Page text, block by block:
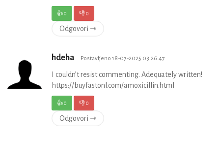
👍0 👎0
Odgovori ⇾
hdeha Postavljeno 18-07-2025 03:26:47
I couldn’t resist commenting. Adequately written!
https://buyfastonl.com/amoxicillin.html
👍0 👎0
Odgovori ⇾